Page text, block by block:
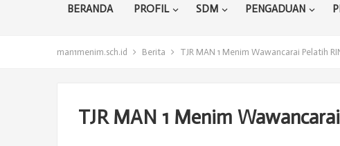
BERANDA PROFIL SDM PENGADUAN
man1menim.sch.id Berita TJR MAN 1 Menim Wawancarai Pelatih
TJR MAN 1 Menim